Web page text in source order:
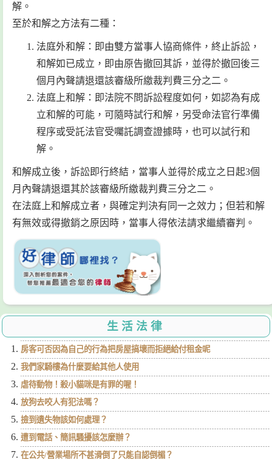
生活法律
房客可否因為自己的行為把房屋搞壞而拒絕給付租金呢
我們家騎樓為什麼要給其他人使用
虐待動物！殺小貓咪是有罪的喔！
放狗去咬人有犯法嗎？
撿到遺失物該如何處理？
遭到電話、簡訊騷擾該怎麼辦？
在公共/營業場所不甚滑倒了只能自認倒楣？
解。
至於和解之方法有二種：
法庭外和解：即由雙方當事人協商條件，終止訴訟，
和解如已成立，即由原告撤回其訴，並得於撤回後三
個月內聲請退還該審級所繳裁判費三分之二。
法庭上和解：即法院不問訴訟程度如何，如認為有成
立和解的可能，可隨時試行和解，另受命法官行準備
程序或受託法官受囑託調查證據時，也可以試行和
解。
和解成立後，訴訟即行終結，當事人並得於成立之日起3個
月內聲請退還其於該審級所繳裁判費三分之二。
在法庭上和解成立者，與確定判決有同一之效力；但若和解
有無效或得撤銷之原因時，當事人得依法請求繼續審判。